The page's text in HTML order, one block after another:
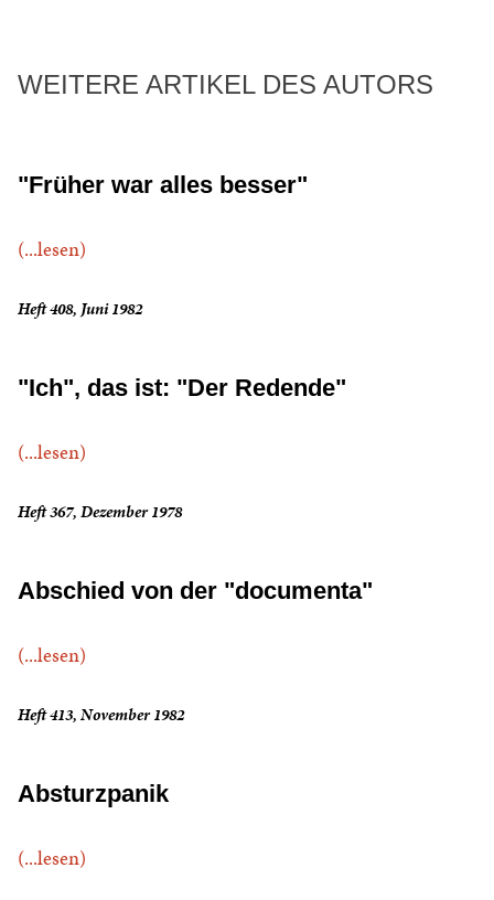
WEITERE ARTIKEL DES AUTORS
"Früher war alles besser"
(...lesen)
Heft 408, Juni 1982
"Ich", das ist: "Der Redende"
(...lesen)
Heft 367, Dezember 1978
Abschied von der "documenta"
(...lesen)
Heft 413, November 1982
Absturzpanik
(...lesen)